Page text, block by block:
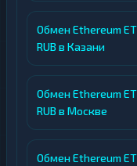
Обмен Ethereum
RUB в Казани
Обмен Ethereum
RUB в Москве
Обмен Ethereum